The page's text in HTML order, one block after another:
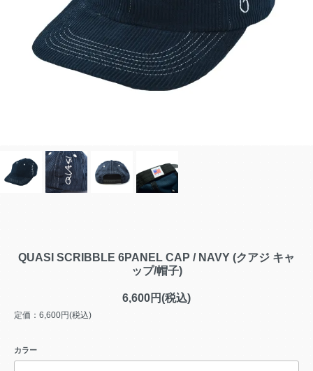
QUASI SCRIBBLE 6PANEL CAP / NAVY (クアジ キャ
ップ/帽子)
6,600円(税込)
定価：6,600円(税込)
カラー